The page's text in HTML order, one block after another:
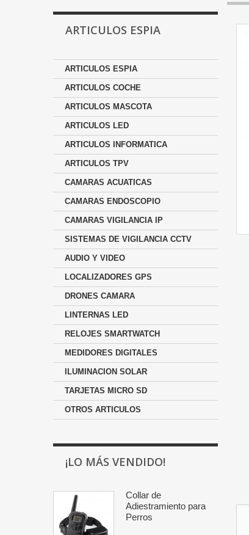
ARTICULOS ESPIA
ARTICULOS ESPIA
ARTICULOS COCHE
ARTICULOS MASCOTA
ARTICULOS LED
ARTICULOS INFORMATICA
ARTICULOS TPV
CAMARAS ACUATICAS
CAMARAS ENDOSCOPIO
CAMARAS VIGILANCIA IP
SISTEMAS DE VIGILANCIA CCTV
AUDIO Y VIDEO
LOCALIZADORES GPS
DRONES CAMARA
LINTERNAS LED
RELOJES SMARTWATCH
MEDIDORES DIGITALES
ILUMINACION SOLAR
TARJETAS MICRO SD
OTROS ARTICULOS
¡LO MÁS VENDIDO!
Collar de
Adiestramiento para
Perros